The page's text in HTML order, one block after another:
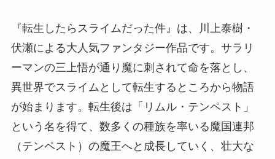
『転生したらスライムだった件』は、川上泰樹・
伏瀬による大人気ファンタジー作品です。サラリ
ーマンの三上悟が通り魔に刺されて命を落とし、
異世界でスライムとして転生するところから物語
が始まります。転生後は「リムル・テンペスト」
という名を得て、数多くの種族を率いる魔国連邦
（テンペスト）の魔王へと成長していく、壮大な